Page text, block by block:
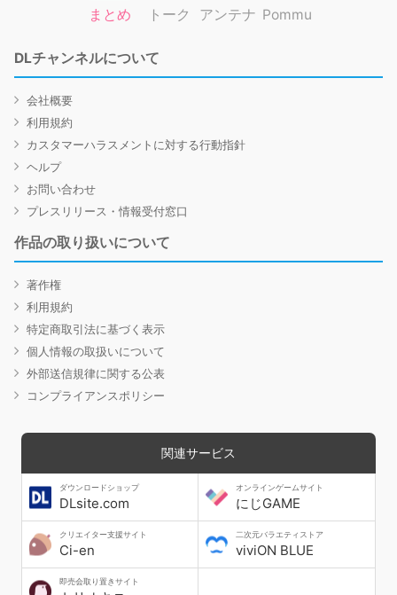
まとめ トーク アンテナ Pommu
DLチャンネルについて
会社概要
利用規約
カスタマーハラスメントに対する行動指針
ヘルプ
お問い合わせ
プレスリリース・情報受付窓口
作品の取り扱いについて
著作権
利用規約
特定商取引法に基づく表示
個人情報の取扱いについて
外部送信規律に関する公表
コンプライアンスポリシー
関連サービス
ダウンロードショップ
DLsite.com
オンラインゲームサイト
にじGAME
クリエイター支援サイト
Ci-en
二次元バラエティストア
viviON BLUE
即売会取り置きサイト